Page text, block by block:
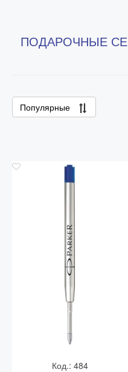
ПОДАРОЧНЫЕ
Популярные
Код.: 484